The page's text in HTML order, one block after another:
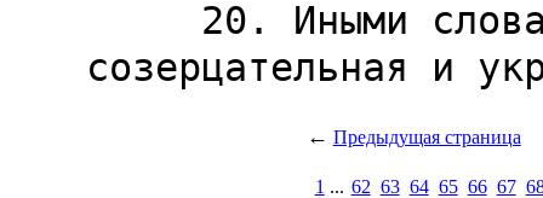
← Предыдущая страница
1 ... 62 63 64 65 66 67